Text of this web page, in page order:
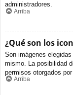
administradores.
Arriba
¿Qué son los
Son imágenes
mismo. La posibilidad
permisos otorgados
Arriba